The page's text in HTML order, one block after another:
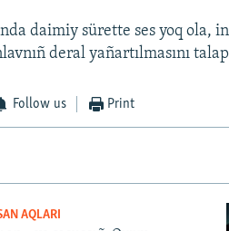
daimiy sürette ses yoq ola,
deral yañartılmasını
Follow us Print
AQLARI